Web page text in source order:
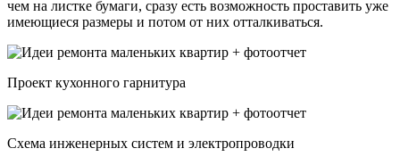
чем на листке бумаги, сразу есть возможность проставить уже
имеющиеся размеры и потом от них отталкиваться.
Проект кухонного гарнитура
Схема инженерных систем и электропроводки